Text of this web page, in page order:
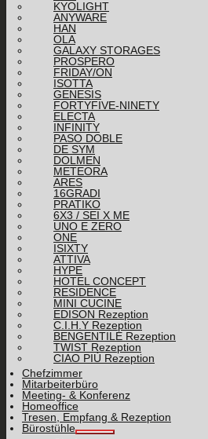
KYOLIGHT
ANYWARE
HAN
OLA
GALAXY STORAGES
PROSPERO
FRIDAY/ON
ISOTTA
GENESIS
FORTYFIVE-NINETY
ELECTA
INFINITY
PASO DOBLE
DE SYM
DOLMEN
METEORA
ARES
16GRADI
PRATIKO
6X3 / SEI X ME
UNO E ZERO
ONE
ISIXTY
ATTIVA
HYPE
HOTEL CONCEPT
RESIDENCE
MINI CUCINE
EDISON Rezeption
C.I.H.Y Rezeption
BENGENTILE Rezeption
TWIST Rezeption
CIAO PIÙ Rezeption
Chefzimmer
Mitarbeiterbüro
Meeting- & Konferenz
Homeoffice
Tresen, Empfang & Rezeption
Bürostühle